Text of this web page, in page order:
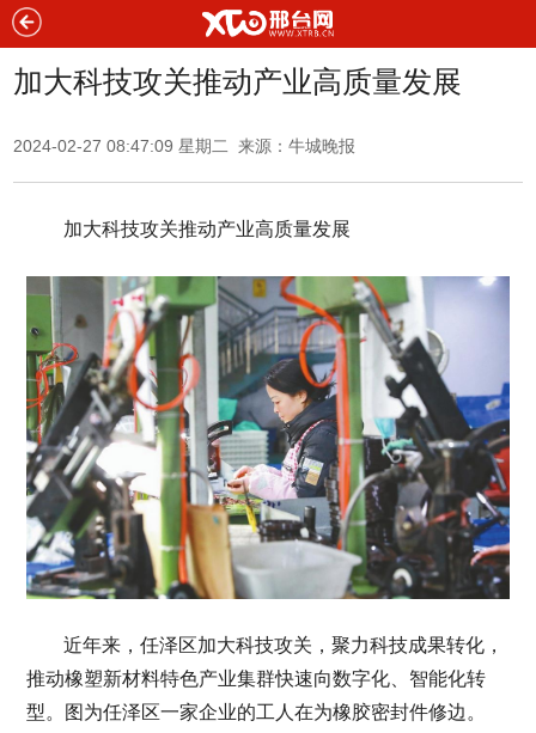
加大科技攻关推动产业高质量发展
2024-02-27 08:47:09 星期二 来源：牛城晚报
加大科技攻关推动产业高质量发展
近年来，任泽区加大科技攻关，聚力科技成果转化，
推动橡塑新材料特色产业集群快速向数字化、智能化转
型。图为任泽区一家企业的工人在为橡胶密封件修边。